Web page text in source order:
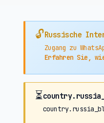
🔓Russische
Zugang zu
Erfahren Sie,
⏳